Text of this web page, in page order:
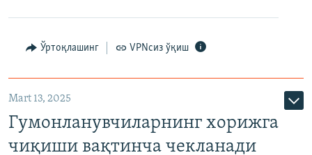
Ўртоқлашинг VPNсиз ўқиш
Mart 13, 2025
Гумонланувчиларнинг хорижга
чиқиши вақтинча чекланади